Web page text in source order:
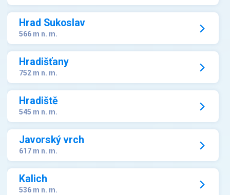
Hrad Sukoslav
566 m n. m.
Hradišťany
752 m n. m.
Hradiště
545 m n. m.
Javorský vrch
617 m n. m.
Kalich
536 m n. m.